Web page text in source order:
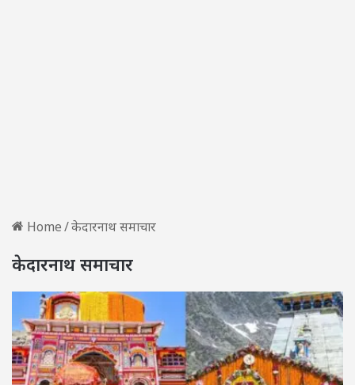
Home/केदारनाथ समाचार
केदारनाथ समाचार